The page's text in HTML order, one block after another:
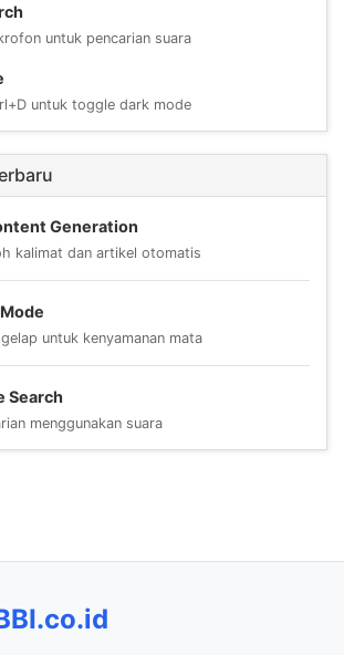
untuk pencarian suara
untuk toggle dark mode
Generation
kalimat dan artikel otomatis
untuk kenyamanan mata
Search
menggunakan suara